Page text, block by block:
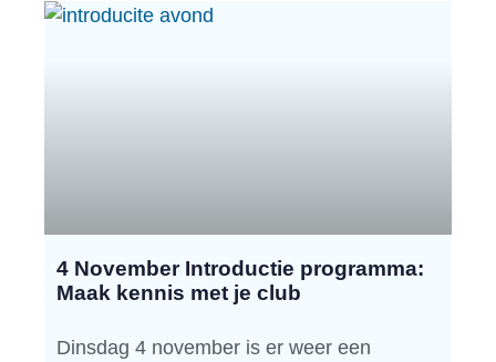
4 November Introductie programma:
Maak kennis met je club
Dinsdag 4 november is er weer een